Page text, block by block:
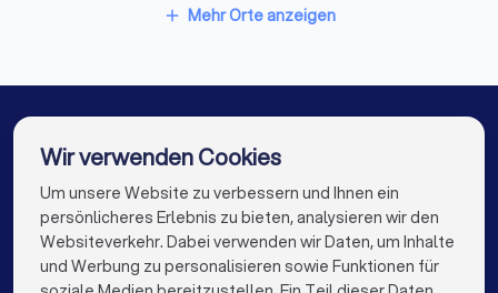
Immobilienmakler in Halle (Sachsen-Anhalt)
Immobilienmakler in Köthen
Immobilienmakler in Frohburg
Immobilienmakler in Berlin
Immobilienmakler in Hamburg
add Mehr Orte anzeigen
Die besten Immobilienmakler für Sie
info@trustlocal.de
Wir verwenden Cookies
Um unsere Website zu verbessern und Ihnen ein
persönlicheres Erlebnis zu bieten, analysieren wir den
Websiteverkehr. Dabei verwenden wir Daten, um Inhalte
und Werbung zu personalisieren sowie Funktionen für